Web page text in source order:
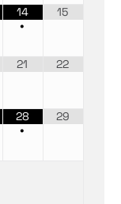
14
•
15
21 22
28
•
29